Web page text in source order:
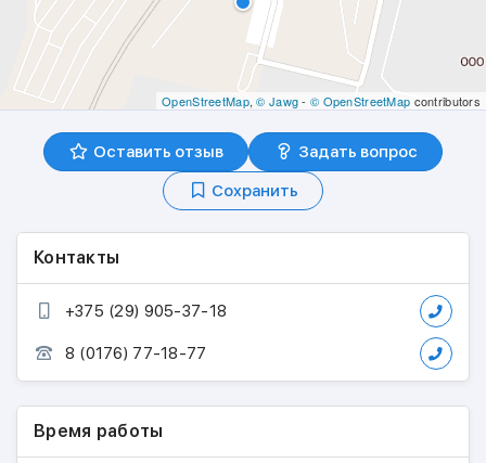
OpenStreetMap,© Jawg- © OpenStreetMap contributors
Оставить отзыв
Задать вопрос
Сохранить
Контакты
+375 (29) 905-37-18
8 (0176) 77-18-77
Время работы